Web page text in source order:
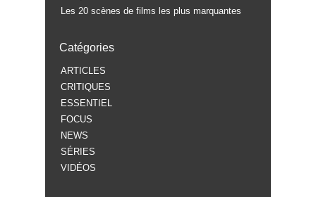
Les 20 scènes de films les plus marquantes
Catégories
ARTICLES
CRITIQUES
ESSENTIEL
FOCUS
NEWS
SÉRIES
VIDÉOS